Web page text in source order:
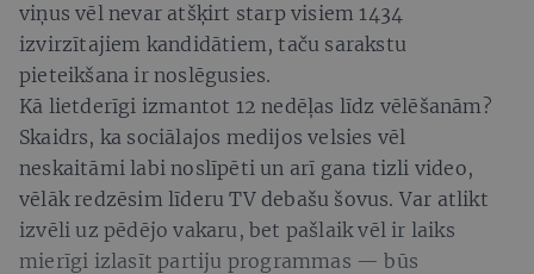
viņus vēl nevar atšķirt starp visiem 1434
izvirzītajiem kandidātiem, taču sarakstu
pieteikšana ir noslēgusies.
Kā lietderīgi izmantot 12 nedēļas līdz vēlēšanām?
Skaidrs, ka sociālajos medijos velsies vēl
neskaitāmi labi noslīpēti un arī gana tizli video,
vēlāk redzēsim līderu TV debašu šovus. Var atlikt
izvēli uz pēdējo vakaru, bet pašlaik vēl ir laiks
mierīgi izlasīt partiju programmas — būs